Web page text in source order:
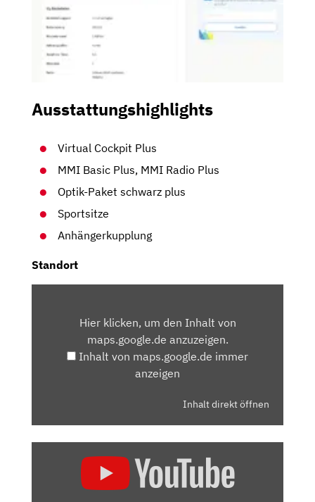
Ausstattungshighlights
Virtual Cockpit Plus
MMI Basic Plus, MMI Radio Plus
Optik-Paket schwarz plus
Sportsitze
Anhängerkupplung
Standort
MAPS.GOOGLE.DEHier klicken, um den Inhalt von
maps.google.de anzuzeigen.
Inhalt von maps.google.de immer
anzeigen
Inhalt direkt öffnen